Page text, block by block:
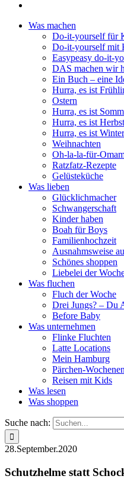
Was machen
Do-it-yourself für
Do-it-yourself mit
Easypeasy do-it-
DAS machen wir
Ein Buch – eine
Hurra, es ist
Ostern
Hurra, es ist
Hurra, es ist Herbst
Hurra, es ist Winter
Weihnachten
Oh-la-la-für-
Ratzfatz-Rezepte
Gelüsteküche
Was lieben
Glücklichmacher
Schwangerschaft
Kinder haben
Boah für Boys
Familienhochzeit
Ausnahmsweise
Schönes shoppen
Liebelei der
Was fluchen
Fluch der Woche
Drei Jungs? – Du
Before Baby
Was unternehmen
Flinke Fluchten
Latte Locations
Mein Hamburg
Pärchen-
Reisen mit Kids
Was lesen
Was shoppen
Suche nach:
28.September.2020
Schutzhelme statt